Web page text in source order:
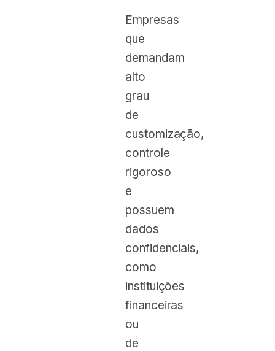
Empresas
que
demandam
alto
grau
de
customização,
controle
rigoroso
e
possuem
dados
confidenciais,
como
instituições
financeiras
ou
de